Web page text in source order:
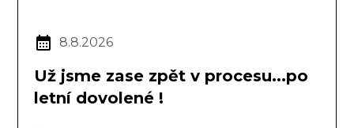
8.8.2026
Už jsme zase zpět v procesu...po
letní dovolené !